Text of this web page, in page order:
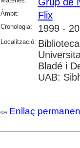
Àmbit: Flix
Cronologia: 1999 -
Localització:
Bladé i
UAB:
Enllaç